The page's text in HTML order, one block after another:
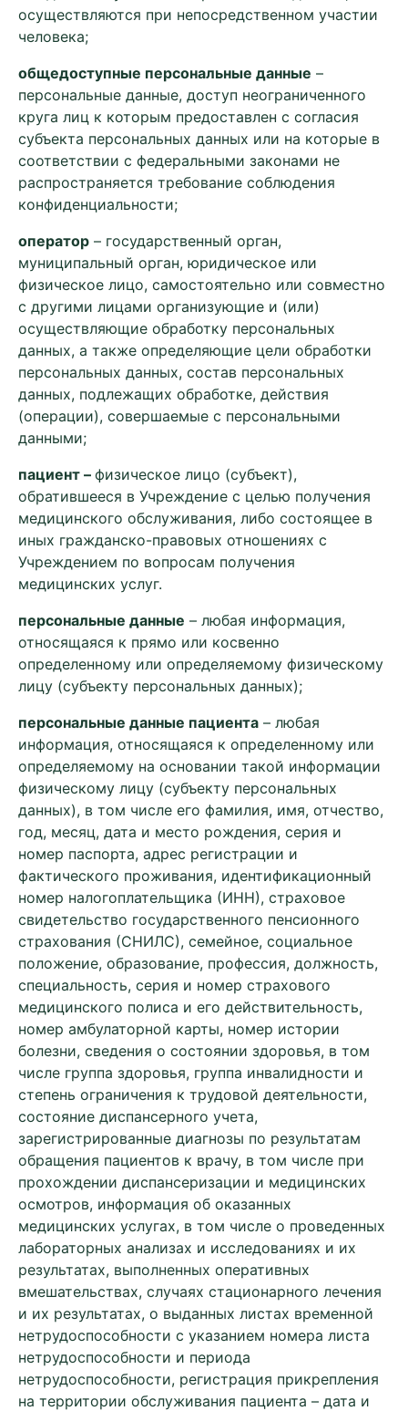
осуществляются при непосредственном участии
человека;
общедоступные персональные данные –
персональные данные, доступ неограниченного
круга лиц к которым предоставлен с согласия
субъекта персональных данных или на которые в
соответствии с федеральными законами не
распространяется требование соблюдения
конфиденциальности;
оператор – государственный орган,
муниципальный орган, юридическое или
физическое лицо, самостоятельно или совместно
с другими лицами организующие и (или)
осуществляющие обработку персональных
данных, а также определяющие цели обработки
персональных данных, состав персональных
данных, подлежащих обработке, действия
(операции), совершаемые с персональными
данными;
пациент – физическое лицо (субъект),
обратившееся в Учреждение с целью получения
медицинского обслуживания, либо состоящее в
иных гражданско-правовых отношениях с
Учреждением по вопросам получения
медицинских услуг.
персональные данные – любая информация,
относящаяся к прямо или косвенно
определенному или определяемому физическому
лицу (субъекту персональных данных);
персональные данные пациента – любая
информация, относящаяся к определенному или
определяемому на основании такой информации
физическому лицу (субъекту персональных
данных), в том числе его фамилия, имя, отчество,
год, месяц, дата и место рождения, серия и
номер паспорта, адрес регистрации и
фактического проживания, идентификационный
номер налогоплательщика (ИНН), страховое
свидетельство государственного пенсионного
страхования (СНИЛС), семейное, социальное
положение, образование, профессия, должность,
специальность, серия и номер страхового
медицинского полиса и его действительность,
номер амбулаторной карты, номер истории
болезни, сведения о состоянии здоровья, в том
числе группа здоровья, группа инвалидности и
степень ограничения к трудовой деятельности,
состояние диспансерного учета,
зарегистрированные диагнозы по результатам
обращения пациентов к врачу, в том числе при
прохождении диспансеризации и медицинских
осмотров, информация об оказанных
медицинских услугах, в том числе о проведенных
лабораторных анализах и исследованиях и их
результатах, выполненных оперативных
вмешательствах, случаях стационарного лечения
и их результатах, о выданных листах временной
нетрудоспособности с указанием номера листа
нетрудоспособности и периода
нетрудоспособности, регистрация прикрепления
на территории обслуживания пациента – дата и